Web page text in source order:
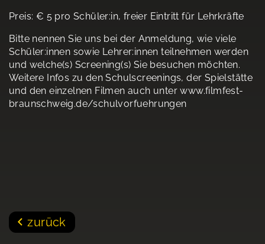
Preis: € 5 pro Schüler:in, freier Eintritt für Lehrkräfte
Bitte nennen Sie uns bei der Anmeldung, wie viele
Schüler:innen sowie Lehrer:innen teilnehmen werden
und welche(s) Screening(s) Sie besuchen möchten.
Weitere Infos zu den Schulscreenings, der Spielstätte
und den einzelnen Filmen auch unter www.filmfest-
braunschweig.de/schulvorfuehrungen
zurück